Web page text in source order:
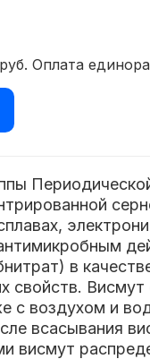
Оплата
в
Висмут
с воздухом и
всасывания
висмут